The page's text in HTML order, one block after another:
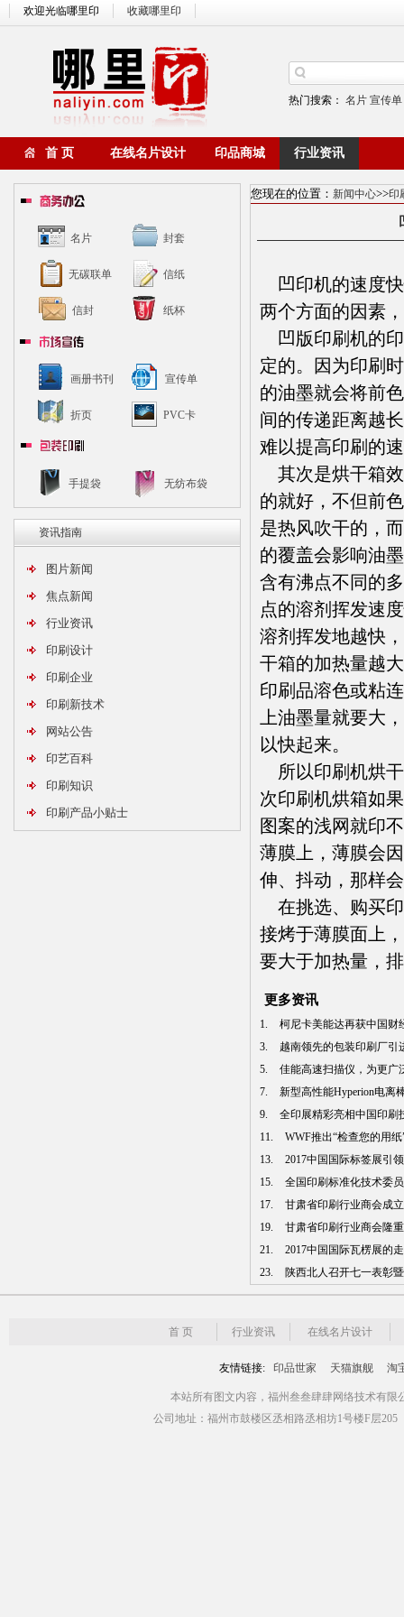
欢迎光临哪里印 收藏哪里印
热门搜索： 名片 宣传单
首 页 在线名片设计 印品商城 行业资讯
名片 封套
无碳联单 信纸
信封 纸杯
画册书刊 宣传单
折页 PVC卡
手提袋 无纺布袋
资讯指南
图片新闻
焦点新闻
行业资讯
印刷设计
印刷企业
印刷新技术
网站公告
印艺百科
印刷知识
印刷产品小贴士
您现在的位置： 新闻中心>>印
凹印机的速度
两个方面的因素
凹版印刷机的印
定的。因为印刷
的油墨就会将前
间的传递距离越
难以提高印刷的
其次是烘干箱效
的就好，不但前
是热风吹干的，
的覆盖会影响油
含有沸点不同的
点的溶剂挥发速
溶剂挥发地越快
干箱的加热量越
印刷品溶色或粘
上油墨量就要大
以快起来。
所以印刷机烘干
次印刷机烘箱如
图案的浅网就印
薄膜上，薄膜会
伸、抖动，那样
在挑选、购买印
接烤于薄膜面上
要大于加热量，
更多资讯
1.
柯尼卡美能达再获中国财
3.
越南领先的包装印刷厂引
5.
佳能高速扫描仪，为更广
7.
新型高性能Hyperion电离
9.
全印展精彩亮相中国印刷
11.
WWF推出“检查您的用纸
13.
2017中国国际标签展引
15.
全国印刷标准化技术委
17.
甘肃省印刷行业商会成
19.
甘肃省印刷行业商会隆
21.
2017中国国际瓦楞展的
23.
陕西北人召开七一表彰
首 页 行业资讯 在线名片设计
友情链接: 印品世家 天猫旗舰 淘
本站所有图文内容，福州叁叁肆肆网络技术有限
公司地址：福州市鼓楼区丞相路丞相坊1号楼F层